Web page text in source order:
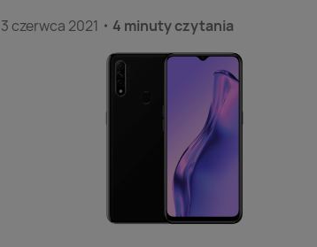
3 czerwca 2021 4 minuty czytania